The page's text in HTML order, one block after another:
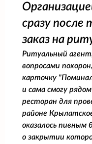
сразу после
заказ на
Ритуальный
вопросами
карточку
и сама смогу
ресторан для
районе
оказалось пивным
о закрытии